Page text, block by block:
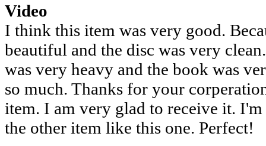
Video
I think this item was very good.
beautiful and the disc was very
was very heavy and the book was
so much. Thanks for your
item. I am very glad to receive it.
the other item like this one. Perfect!